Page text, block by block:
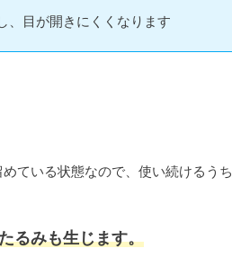
、目が開きにくくなります
ている状態なので、使い続けるうち
るみも生じます。